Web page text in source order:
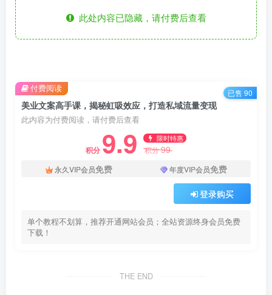
此处内容已隐藏，请付费后查看
美业文案高手课，揭秘虹吸效应，打造私域流量变现
此内容为付费阅读，请付费后查看
积分 9.9 限时特惠
积分99
永久VIP会员免费 年度VIP会员免费
登录购买
单个教程不划算，推荐开通网站会员；全站资源终身会员免费
下载！
付费阅读 已售 90
THE END